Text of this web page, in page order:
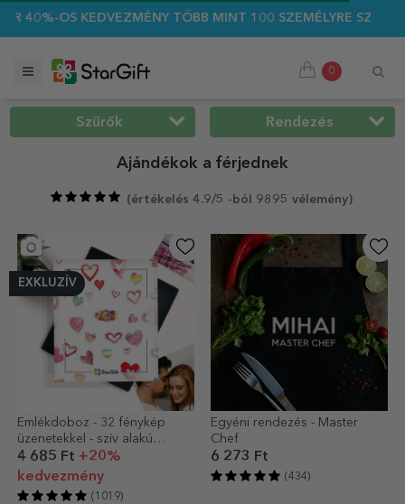
TÖBB MINT 100 SZEMÉLYRE SZABOTT
0
Szűrők Rendezés
Ajándékok a férjednek
(értékelés 4.9/5 -ból 9895 vélemény)
EXKLUZÍV
Emlékdoboz - 32 fénykép
üzenetekkel - szív alakú
kialakítás
4 685 Ft +20%
kedvezmény
(1019)
Egyéni rendezés - Master
Chef
6 273 Ft
(434)